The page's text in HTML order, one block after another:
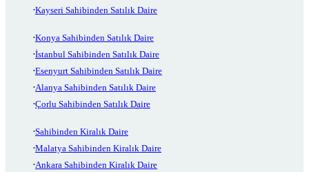
Kayseri Sahibinden Satılık Daire
Konya Sahibinden Satılık Daire
İstanbul Sahibinden Satılık Daire
Esenyurt Sahibinden Satılık Daire
Alanya Sahibinden Satılık Daire
Çorlu Sahibinden Satılık Daire
Sahibinden Kiralık Daire
Malatya Sahibinden Kiralık Daire
Ankara Sahibinden Kiralık Daire